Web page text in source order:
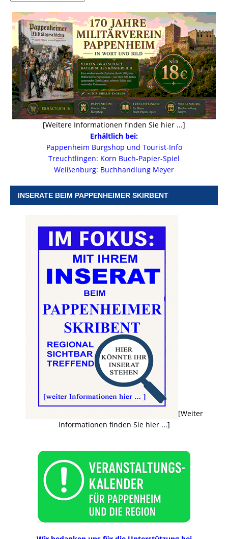
[Weitere Informationen finden Sie hier ...]
Erhältlich bei:
Pappenheim Burgshop und Tourist-Info
Treuchtlingen: Korn Buch-Papier-Spiel
Weißenburg: Buchhandlung Meyer
INSERATE BEIM PAPPENHEIMER SKIRBENT
[Weiter
Informationen finden Sie hier ...]